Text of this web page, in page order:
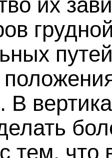
В
тем,